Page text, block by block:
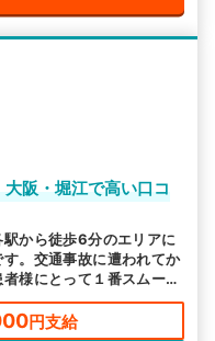
阪・堀江で高い口コ
駅から徒歩6分のエリアに
。交通事故に遭われてか
様にとって１番スムーズ
円支給